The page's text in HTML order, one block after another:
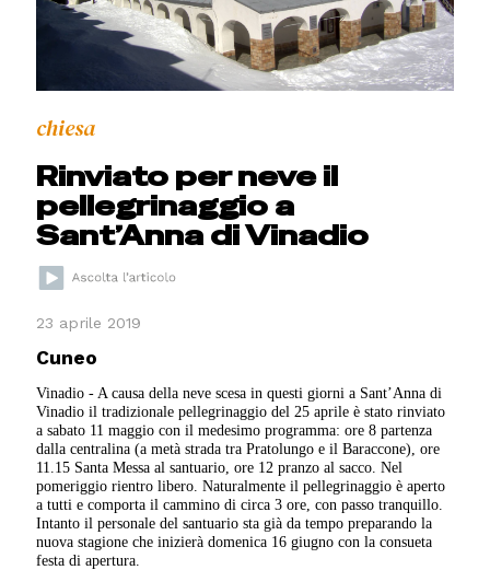
chiesa
Rinviato per neve il
pellegrinaggio a
Sant’Anna di Vinadio
23 aprile 2019
Cuneo
Vinadio - A causa della neve scesa in questi giorni a Sant’Anna di
Vinadio il tradizionale pellegrinaggio del 25 aprile è stato rinviato
a sabato 11 maggio con il medesimo programma: ore 8 partenza
dalla centralina (a metà strada tra Pratolungo e il Baraccone), ore
11.15 Santa Messa al santuario, ore 12 pranzo al sacco. Nel
pomeriggio rientro libero. Naturalmente il pellegrinaggio è aperto
a tutti e comporta il cammino di circa 3 ore, con passo tranquillo.
Intanto il personale del santuario sta già da tempo preparando la
nuova stagione che inizierà domenica 16 giugno con la consueta
festa di apertura.